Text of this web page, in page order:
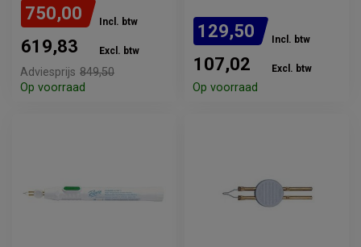
750,00 Incl. btw
619,83 Excl. btw
Adviesprijs 849,50
Op voorraad
129,50 Incl. btw
107,02 Excl. btw
Op voorraad